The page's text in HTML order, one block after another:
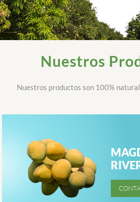
Nuestros
Nuestros productos son 100%